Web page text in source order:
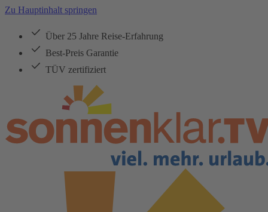
Zu Hauptinhalt springen
Über 25 Jahre Reise-Erfahrung
Best-Preis Garantie
TÜV zertifiziert